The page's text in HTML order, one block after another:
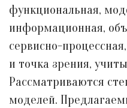
функциональная,
информационная,
сервисно-
и точка зрения,
Рассматриваются
моделей.